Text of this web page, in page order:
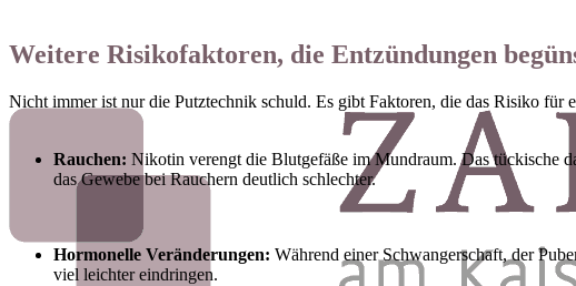
Weitere Risikofaktoren, die Entzündungen
Nicht immer ist nur die Putztechnik schuld. Es gibt Faktoren, die das Risiko für
Rauchen: Nikotin verengt die Blutgefäße im Mundraum. Das tückische
das Gewebe bei Rauchern deutlich schlechter.
Hormonelle Veränderungen: Während einer Schwangerschaft, der
viel leichter eindringen.